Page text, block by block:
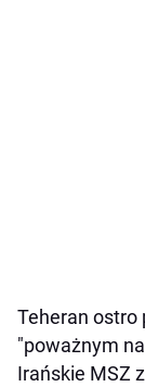
Teheran ostro
"poważnym
Irańskie MSZ